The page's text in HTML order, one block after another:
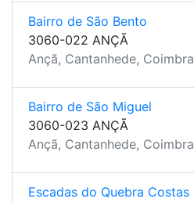
Bairro de São Bento
3060-022 ANÇÃ
Ançã, Cantanhede, Coimbra
Bairro de São Miguel
3060-023 ANÇÃ
Ançã, Cantanhede, Coimbra
Escadas do Quebra Costas